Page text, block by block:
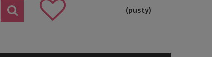
(pusty)